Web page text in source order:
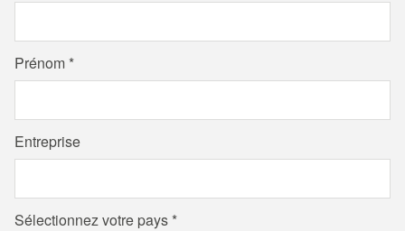
Prénom
Entreprise
Sélectionnez votre pays